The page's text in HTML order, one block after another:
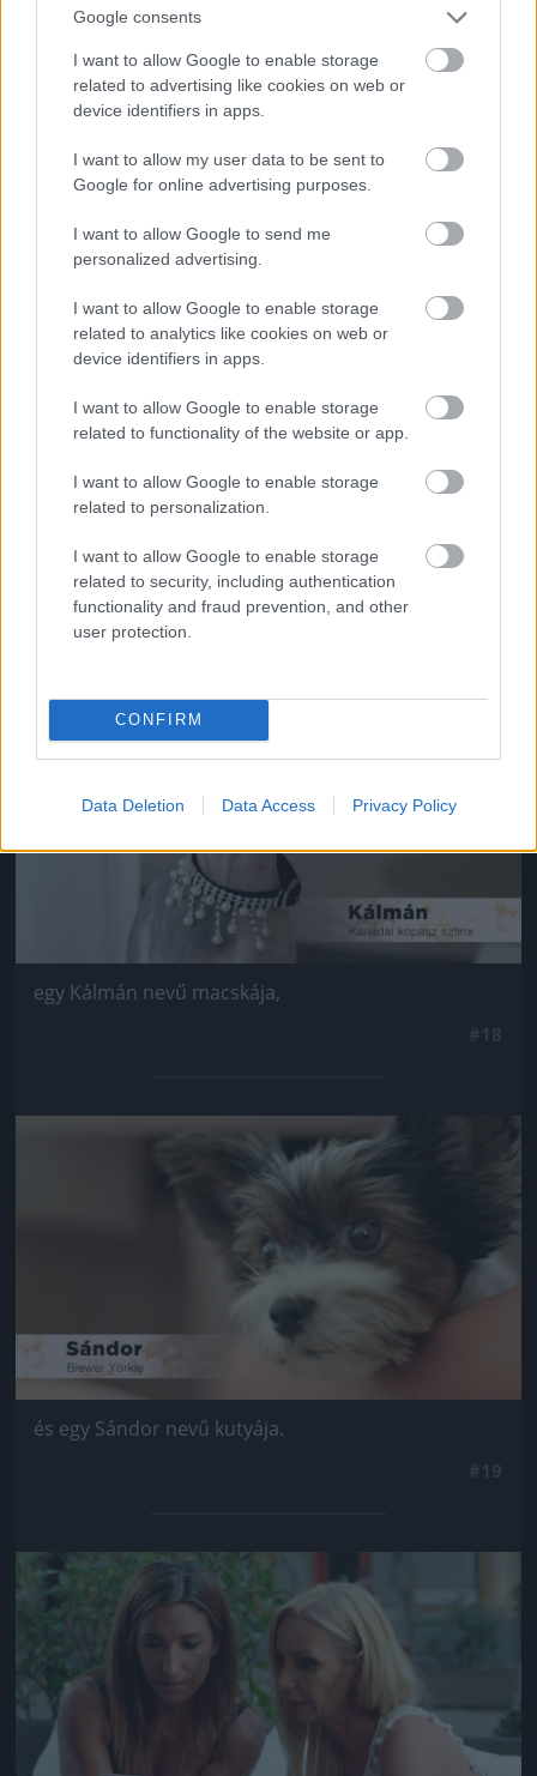
Google consents
I want to allow Google to enable storage
related to advertising like cookies on web or
device identifiers in apps.
I want to allow my user data to be sent to
Google for online advertising purposes.
I want to allow Google to send me
personalized advertising.
I want to allow Google to enable storage
related to analytics like cookies on web or
device identifiers in apps.
I want to allow Google to enable storage
related to functionality of the website or app.
I want to allow Google to enable storage
related to personalization.
I want to allow Google to enable storage
related to security, including authentication
functionality and fraud prevention, and other
user protection.
CONFIRM
Data Deletion Data Access Privacy Policy
Saját bevallása szerint az a védjegye, hogy tökéletes
a haja.
Jön még kép!
Van négy szép lánya,
Jön még kép!
egy Kálmán nevű macskája,
Jön még kép!
és egy Sándor nevű kutyája.
Jön még kép!